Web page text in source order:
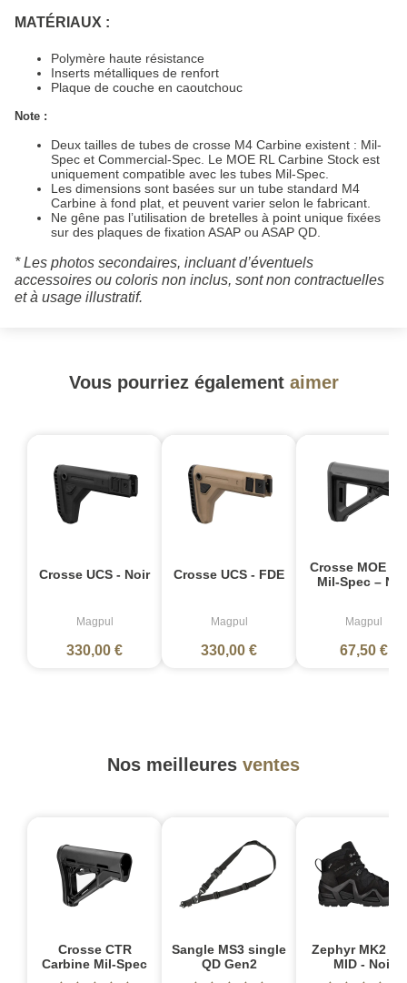
MATÉRIAUX :
Polymère haute résistance
Inserts métalliques de renfort
Plaque de couche en caoutchouc
Note :
Deux tailles de tubes de crosse M4 Carbine existent : Mil-
Spec et Commercial-Spec. Le MOE RL Carbine Stock est
uniquement compatible avec les tubes Mil-Spec.
Les dimensions sont basées sur un tube standard M4
Carbine à fond plat, et peuvent varier selon le fabricant.
Ne gêne pas l’utilisation de bretelles à point unique fixées
sur des plaques de fixation ASAP ou ASAP QD.
* Les photos secondaires, incluant d’éventuels
accessoires ou coloris non inclus, sont non contractuelles
et à usage illustratif.
Vous pourriez également aimer
Crosse UCS - Noir
Magpul
330,00 €
Crosse UCS - FDE
Magpul
330,00 €
Crosse MOE
Mil-Spec –
Magpul
67,50 €
Nos meilleures ventes
Crosse CTR
Carbine Mil-Spec
Sangle MS3 single
QD Gen2
Zephyr MK2
MID - Noir